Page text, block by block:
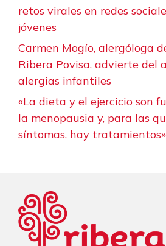
retos virales en redes
jóvenes
Carmen Mogío, alergóloga
Ribera Povisa, advierte del
alergias infantiles
«La dieta y el ejercicio son
la menopausia y, para las
síntomas, hay tratamientos»